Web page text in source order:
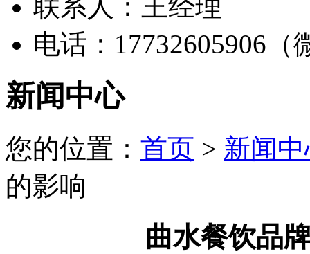
联系人：王经理
电话：17732605906（
新闻中心
您的位置： 首页 > 新闻
的影响
曲水餐饮品